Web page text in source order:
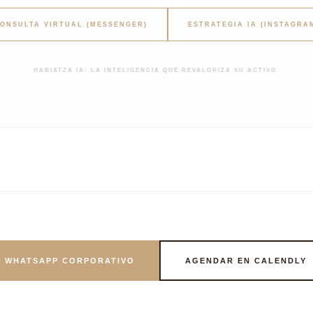
VIRTUAL (MESSENGER) ESTRATEGIA IA
HABIATZA IA: LA INTELIGENCIA QUE REVALORIZA SU ACTIVO.
WHATSAPP CORPORATIVO AGENDAR EN CALENDLY